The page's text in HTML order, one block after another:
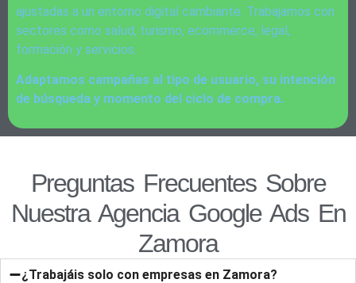
ajustadas a un entorno digital cambiante. Trabajamos con
sectores como salud, turismo, ecommerce, legal,
formación y servicios.
Adaptamos campañas al tipo de usuario, su intención
de búsqueda y momento del ciclo de compra.
Preguntas Frecuentes Sobre
Nuestra Agencia Google Ads En
Zamora
¿Trabajáis solo con empresas en Zamora?